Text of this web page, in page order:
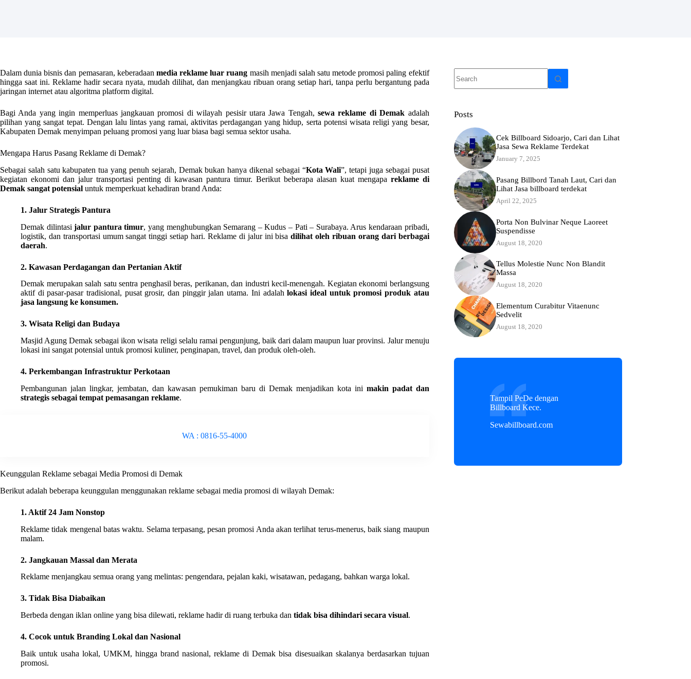
Dalam dunia bisnis dan pemasaran, keberadaan media reklame luar ruang masih menjadi salah satu metode promosi paling efektif
hingga saat ini. Reklame hadir secara nyata, mudah dilihat, dan menjangkau ribuan orang setiap hari, tanpa perlu bergantung pada
jaringan internet atau algoritma platform digital.
Bagi Anda yang ingin memperluas jangkauan promosi di wilayah pesisir utara Jawa Tengah,sewa reklame di Demak adalah
pilihan yang sangat tepat. Dengan lalu lintas yang ramai, aktivitas perdagangan yang hidup, serta potensi wisata religi yang besar,
Kabupaten Demak menyimpan peluang promosi yang luar biasa bagi semua sektor usaha.
Mengapa Harus Pasang Reklame di Demak?
Sebagai salah satu kabupaten tua yang penuh sejarah, Demak bukan hanya dikenal sebagai “Kota Wali”, tetapi juga sebagai pusat
kegiatan ekonomi dan jalur transportasi penting di kawasan pantura timur. Berikut beberapa alasan kuat mengapa reklame di
Demak sangat potensial untuk memperkuat kehadiran brand Anda:
1. Jalur Strategis Pantura
Demak dilintasijalur pantura timur, yang menghubungkan Semarang – Kudus – Pati – Surabaya. Arus kendaraan pribadi,
logistik, dan transportasi umum sangat tinggi setiap hari. Reklame di jalur ini bisadilihat oleh ribuan orang dari berbagai
daerah.
2. Kawasan Perdagangan dan Pertanian Aktif
Demak merupakan salah satu sentra penghasil beras, perikanan, dan industri kecil-menengah. Kegiatan ekonomi berlangsung
aktif di pasar-pasar tradisional, pusat grosir, dan pinggir jalan utama. Ini adalahlokasi ideal untuk promosi produk atau
jasa langsung ke konsumen.
3. Wisata Religi dan Budaya
Masjid Agung Demak sebagai ikon wisata religi selalu ramai pengunjung, baik dari dalam maupun luar provinsi. Jalur menuju
lokasi ini sangat potensial untuk promosi kuliner, penginapan, travel, dan produk oleh-oleh.
4. Perkembangan Infrastruktur Perkotaan
Pembangunan jalan lingkar, jembatan, dan kawasan pemukiman baru di Demak menjadikan kota ini makin padat dan
strategis sebagai tempat pemasangan reklame.
WA : 0816-55-4000
Keunggulan Reklame sebagai Media Promosi di Demak
Berikut adalah beberapa keunggulan menggunakan reklame sebagai media promosi di wilayah Demak:
1. Aktif 24 Jam Nonstop
Reklame tidak mengenal batas waktu. Selama terpasang, pesan promosi Anda akan terlihat terus-menerus, baik siang maupun
malam.
2. Jangkauan Massal dan Merata
Reklame menjangkau semua orang yang melintas: pengendara, pejalan kaki, wisatawan, pedagang, bahkan warga lokal.
3. Tidak Bisa Diabaikan
Berbeda dengan iklan online yang bisa dilewati, reklame hadir di ruang terbuka dan tidak bisa dihindari secara visual.
4. Cocok untuk Branding Lokal dan Nasional
Baik untuk usaha lokal, UMKM, hingga brand nasional, reklame di Demak bisa disesuaikan skalanya berdasarkan tujuan
promosi.
results
Posts
Cek Billboard Sidoarjo, Cari dan Lihat
Jasa Sewa Reklame Terdekat
January 7, 2025
Pasang Billbord Tanah Laut, Cari dan
Lihat Jasa billboard terdekat
April 22, 2025
Porta Non Bulvinar Neque Laoreet
Suspendisse
August 18, 2020
Tellus Molestie Nunc Non Blandit
Massa
August 18, 2020
Elementum Curabitur Vitaenunc
Sedvelit
August 18, 2020
Tampil PeDe dengan
Billboard Kece.
Sewabillboard.com